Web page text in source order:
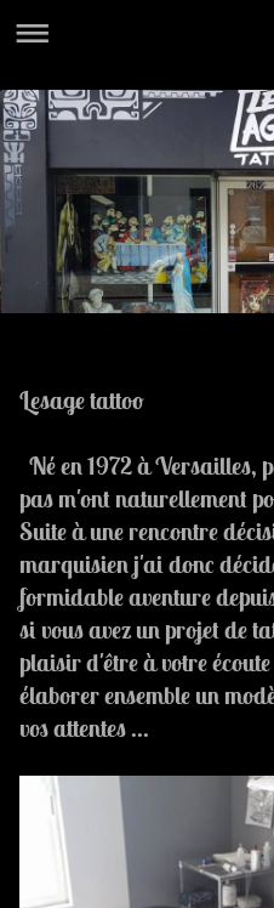
Lesage tattoo
Né en 1972 à Versailles,
pas m'ont naturellement
Suite à une rencontre
marquisien j'ai donc
formidable aventure
si vous avez un projet de
plaisir d'être à votre
élaborer ensemble un
vos attentes ...